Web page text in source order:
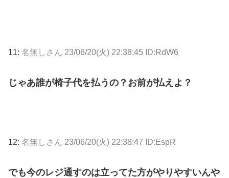
11: 名無しさん 23/06/20(火) 22:38:45 ID:RdW6
じゃあ誰が椅子代を払うの？お前が払えよ？
12: 名無しさん 23/06/20(火) 22:38:47 ID:EspR
でも今のレジ通すのは立ってた方がやりやすいんや